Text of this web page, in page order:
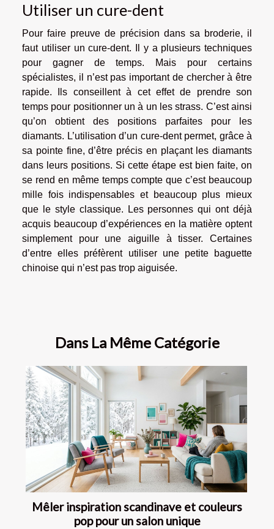
Utiliser un cure-dent
Pour faire preuve de précision dans sa broderie, il
faut utiliser un cure-dent. Il y a plusieurs techniques
pour gagner de temps. Mais pour certains
spécialistes, il n’est pas important de chercher à être
rapide. Ils conseillent à cet effet de prendre son
temps pour positionner un à un les strass. C’est ainsi
qu’on obtient des positions parfaites pour les
diamants. L’utilisation d’un cure-dent permet, grâce à
sa pointe fine, d’être précis en plaçant les diamants
dans leurs positions. Si cette étape est bien faite, on
se rend en même temps compte que c’est beaucoup
mille fois indispensables et beaucoup plus mieux
que le style classique. Les personnes qui ont déjà
acquis beaucoup d’expériences en la matière optent
simplement pour une aiguille à tisser. Certaines
d’entre elles préfèrent utiliser une petite baguette
chinoise qui n’est pas trop aiguisée.
Dans La Même Catégorie
Mêler inspiration scandinave et couleurs
pop pour un salon unique